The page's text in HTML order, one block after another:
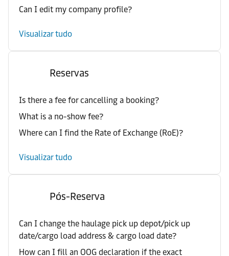
Can I edit my company profile?
Visualizar tudo
Reservas
Is there a fee for cancelling a booking?
What is a no-show fee?
Where can I find the Rate of Exchange (RoE)?
Visualizar tudo
Pós-Reserva
Can I change the haulage pick up depot/pick up
date/cargo load address & cargo load date?
How can I fill an OOG declaration if the exact